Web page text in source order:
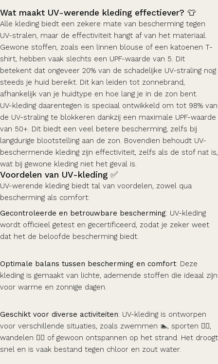
Wat maakt UV-werende kleding effectiever? 👕
Alle kleding biedt een zekere mate van bescherming tegen
UV-stralen, maar de effectiviteit hangt af van het materiaal.
Gewone stoffen, zoals een linnen blouse of een katoenen T-
shirt, hebben vaak slechts een UPF-waarde van 5. Dit
betekent dat ongeveer 20% van de schadelijke UV-straling nog
steeds je huid bereikt. Dit kan leiden tot zonnebrand,
afhankelijk van je huidtype en hoe lang je in de zon bent.
UV-kleding daarentegen is speciaal ontwikkeld om tot 98% van
de UV-straling te blokkeren dankzij een maximale UPF-waarde
van 50+. Dit biedt een veel betere bescherming, zelfs bij
langdurige blootstelling aan de zon. Bovendien behoudt UV-
beschermende kleding zijn effectiviteit, zelfs als de stof nat is,
wat bij gewone kleding niet het geval is.
Voordelen van UV-kleding ✅
UV-werende kleding biedt tal van voordelen, zowel qua
bescherming als comfort:
Gecontroleerde en betrouwbare bescherming: UV-kleding
wordt officieel getest en gecertificeerd, zodat je zeker weet
dat het de beloofde bescherming biedt.
Optimale balans tussen bescherming en comfort: Deze
kleding is gemaakt van lichte, ademende stoffen die ideaal zijn
voor warme en zonnige dagen.
Geschikt voor diverse activiteiten: UV-kleding is ontworpen
voor verschillende situaties, zoals zwemmen 🏊, sporten 🏃‍♀️,
wandelen 🚶‍♂️ of gewoon ontspannen op het strand. Het droogt
snel en is vaak bestand tegen chloor en zout water.